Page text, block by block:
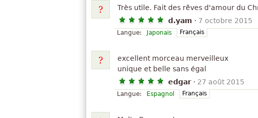
Très utile. Fait des rêves d'amour du
d.yam · 7 octobre 2015
Langue: Japonais Français
excellent morceau merveilleux
unique et belle sans égal
edgar · 27 août 2015
Langue: Espagnol Français